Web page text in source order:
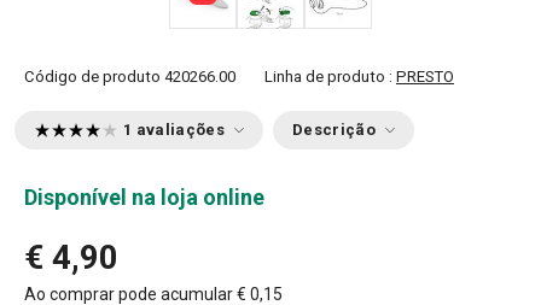
Código de produto 420266.00 Linha de produto : PRESTO
1 avaliações Descrição
Disponível na loja online
€ 4,90
Ao comprar pode acumular€ 0,15